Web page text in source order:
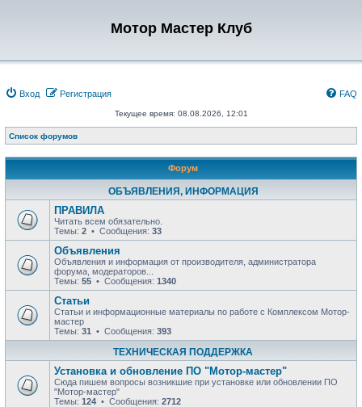
Мотор Мастер Клуб
Вход Регистрация FAQ
Текущее время: 08.08.2026, 12:01
Список форумов
Форум
ОБЪЯВЛЕНИЯ, ИНФОРМАЦИЯ
ПРАВИЛА
Читать всем обязательно.
Темы: 2 • Сообщения: 33
Объявления
Объявления и информация от производителя, администратора
форума, модераторов...
Темы: 55 • Сообщения: 1340
Статьи
Статьи и информационные материалы по работе с Комплексом Мотор-
мастер
Темы: 31 • Сообщения: 393
ТЕХНИЧЕСКАЯ ПОДДЕРЖКА
Установка и обновление ПО "Мотор-мастер"
Сюда пишем вопросы возникшие при установке или обновлении ПО
"Мотор-мастер"
Темы: 124 • Сообщения: 2712